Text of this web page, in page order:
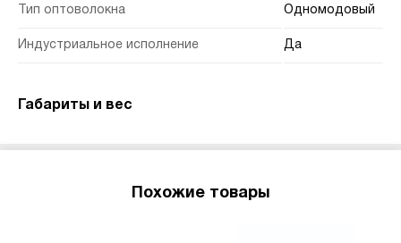
Тип оптоволокна Одномодовый
Индустриальное исполнение Да
Габариты и вес
Похожие товары